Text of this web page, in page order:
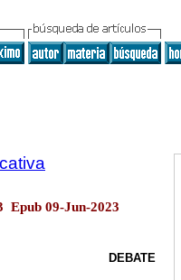
Epub 09-Jun-2023
DEBATE